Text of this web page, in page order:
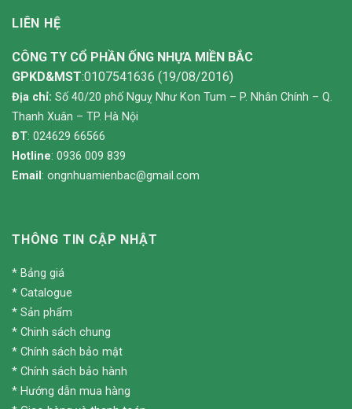
LIÊN HỆ
CÔNG TY CỔ PHẦN ỐNG NHỰA MIỀN BẮC
GPKD&MST:0107541636 (19/08/2016)
Địa chỉ: Số 40/20 phố Nguỵ Như Kon Tum – P. Nhân Chính – Q.
Thanh Xuân – TP. Hà Nội
ĐT: 024629 66566
Hotline: 0936 009 839
Email : ongnhuamienbac@gmail.com
THÔNG TIN CẬP NHẬT
* Bảng giá
* Catalogue
* Sản phẩm
* Chinh sách chung
* Chính sách bảo mật
* Chính sách bảo hành
* Hướng dẫn mua hàng